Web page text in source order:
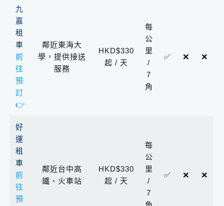
九
嘉
租
車
前
往
預
訂
👉
鄰近東海大
學，提供接送
服務
HKD$330
起 / 天
每
公
里
/
7
角
✅ ❌ ❌
好
運
租
車
前
往
預
鄰近台中高
鐵、火車站
HKD$330
起 / 天
每
公
里
/
7
✅ ❌ ❌